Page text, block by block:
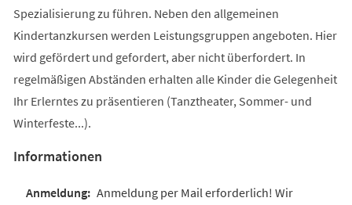
Spezialisierung zu führen. Neben den allgemeinen
Kindertanzkursen werden Leistungsgruppen angeboten. Hier
wird gefördert und gefordert, aber nicht überfordert. In
regelmäßigen Abständen erhalten alle Kinder die Gelegenheit
Ihr Erlerntes zu präsentieren (Tanztheater, Sommer- und
Winterfeste...).
Informationen
Anmeldung per Mail erforderlich! Wir